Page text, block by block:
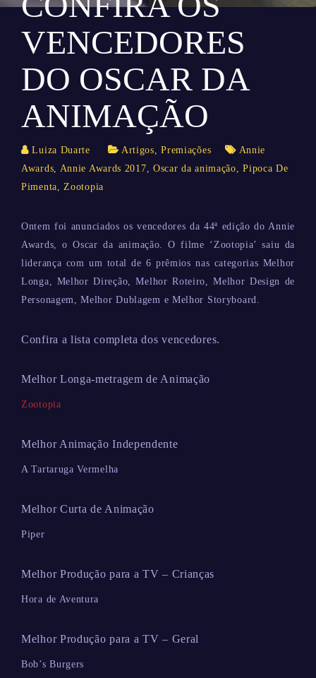
VENCEDORES
DO OSCAR DA
ANIMAÇÃO
Luiza Duarte Artigos,Premiações
Annie
Awards, Annie Awards 2017, Oscar da animação,Pipoca De
Pimenta,Zootopia
Ontem foi anunciados os vencedores da 44ª edição do Annie
Awards, o Oscar da animação. O filme ‘Zootopia’ saiu da
liderança com um total de 6 prêmios nas categorias Melhor
Longa, Melhor Direção, Melhor Roteiro, Melhor Design de
Personagem, Melhor Dublagem e Melhor Storyboard.
Confira a lista completa dos vencedores.
Melhor Longa-metragem de Animação
Zootopia
Melhor Animação Independente
A Tartaruga Vermelha
Melhor Curta de Animação
Piper
Melhor Produção para a TV – Crianças
Hora de Aventura
Melhor Produção para a TV – Geral
Bob’s Burgers